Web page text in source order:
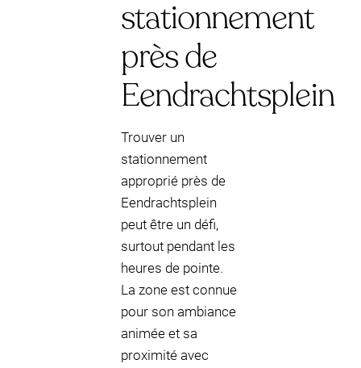
stationnement
près de
Eendrachtsplein
Trouver un
stationnement
approprié près de
Eendrachtsplein
peut être un défi,
surtout pendant les
heures de pointe.
La zone est connue
pour son ambiance
animée et sa
proximité avec